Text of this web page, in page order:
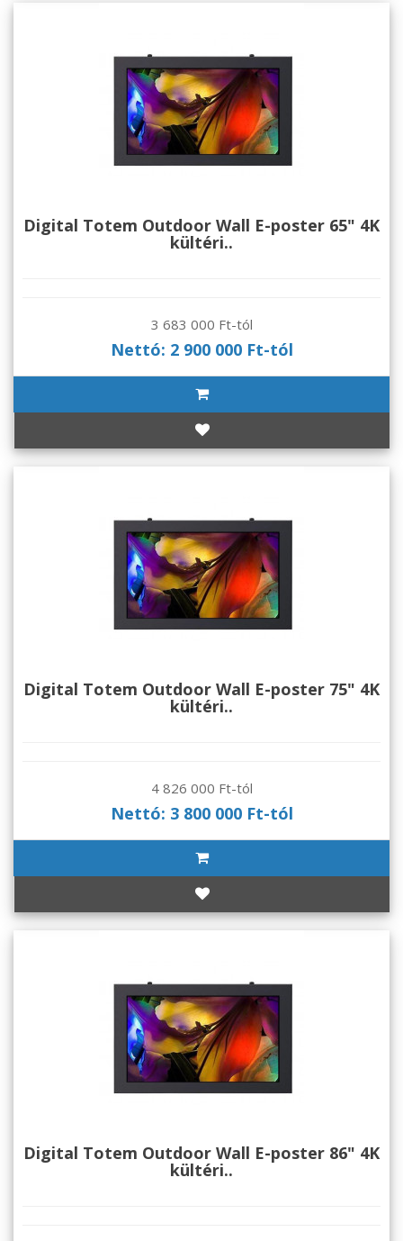
Digital Totem Outdoor Wall E-poster 65" 4K
kültéri..
3 683 000 Ft-tól
Nettó: 2 900 000 Ft-tól
Digital Totem Outdoor Wall E-poster 75" 4K
kültéri..
4 826 000 Ft-tól
Nettó: 3 800 000 Ft-tól
Digital Totem Outdoor Wall E-poster 86" 4K
kültéri..